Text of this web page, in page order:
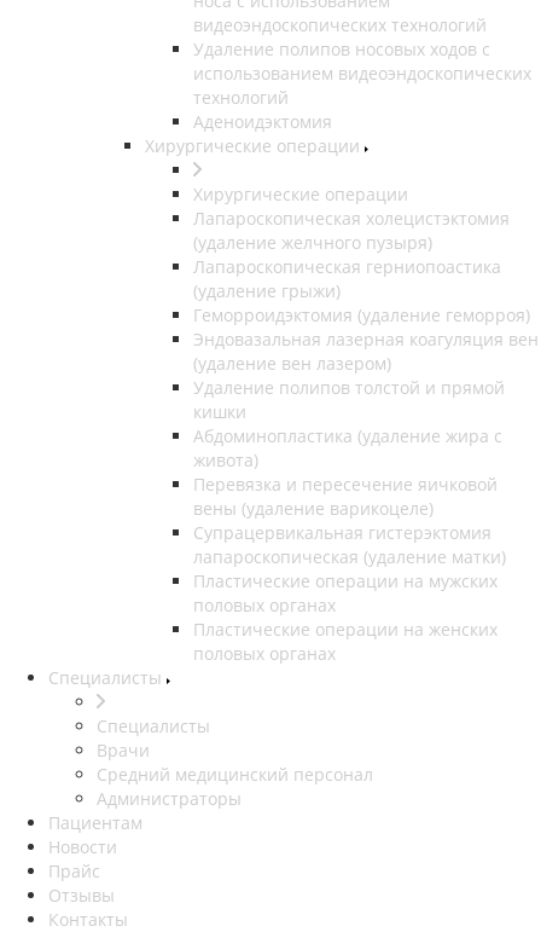
видеоэндоскопических технологий
Удаление полипов носовых ходов с
использованием видеоэндоскопических
технологий
Аденоидэктомия
Хирургические операции
Хирургические операции
Лапароскопическая холецистэктомия
(удаление желчного пузыря)
Лапароскопическая герниопоастика
(удаление грыжи)
Геморроидэктомия (удаление геморроя)
Эндовазальная лазерная коагуляция вен
(удаление вен лазером)
Удаление полипов толстой и прямой
кишки
Абдоминопластика (удаление жира с
живота)
Перевязка и пересечение яичковой
вены (удаление варикоцеле)
Супрацервикальная гистерэктомия
лапароскопическая (удаление матки)
Пластические операции на мужских
половых органах
Пластические операции на женских
половых органах
Специалисты
Специалисты
Врачи
Средний медицинский персонал
Администраторы
Пациентам
Новости
Прайс
Отзывы
Контакты